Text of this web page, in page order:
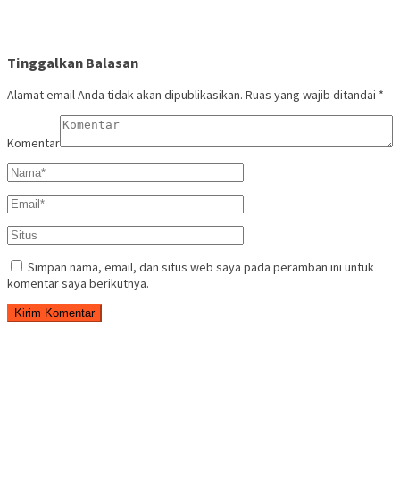
Tinggalkan Balasan
Alamat email Anda tidak akan dipublikasikan. Ruas yang wajib ditandai *
Komentar
Simpan nama, email, dan situs web saya pada peramban ini untuk
komentar saya berikutnya.